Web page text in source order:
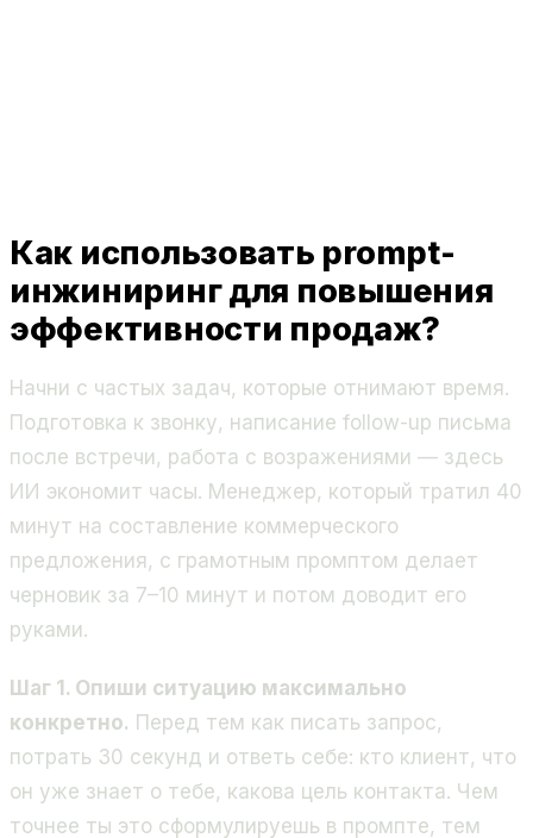
Как использовать prompt-
инжиниринг для повышения
эффективности продаж?
Начни с частых задач, которые отнимают время.
Подготовка к звонку, написание follow-up письма
после встречи, работа с возражениями — здесь
ИИ экономит часы. Менеджер, который тратил 40
минут на составление коммерческого
предложения, с грамотным промптом делает
черновик за 7–10 минут и потом доводит его
руками.
Шаг 1. Опиши ситуацию максимально
конкретно. Перед тем как писать запрос,
потрать 30 секунд и ответь себе: кто клиент, что
он уже знает о тебе, какова цель контакта. Чем
точнее ты это сформулируешь в промпте, тем